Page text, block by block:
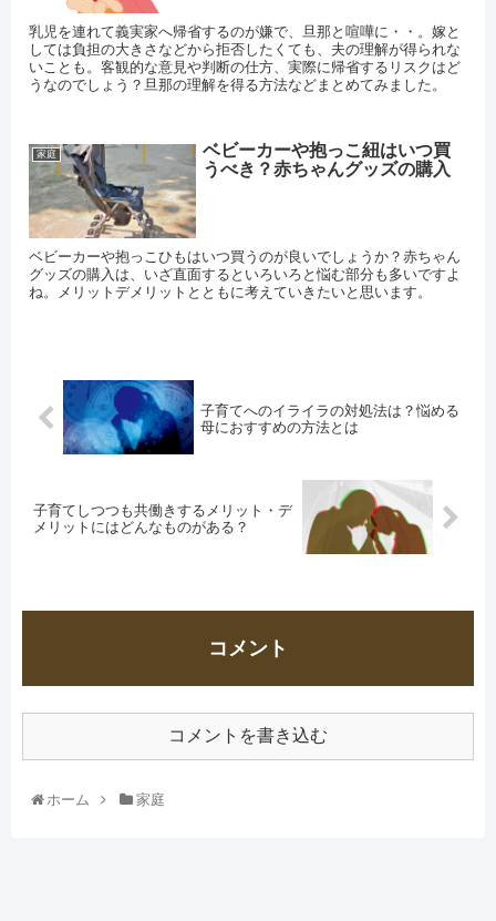
乳児を連れて義実家へ帰省するのが嫌で、旦那と喧嘩に・・。嫁と
しては負担の大きさなどから拒否したくても、夫の理解が得られな
いことも。客観的な意見や判断の仕方、実際に帰省するリスクはど
うなのでしょう？旦那の理解を得る方法などまとめてみました。
家庭
ベビーカーや抱っこ紐はいつ買
うべき？赤ちゃんグッズの購入
ベビーカーや抱っこひもはいつ買うのが良いでしょうか？赤ちゃん
グッズの購入は、いざ直面するといろいろと悩む部分も多いですよ
ね。メリットデメリットとともに考えていきたいと思います。
子育てへのイライラの対処法は？悩める
母におすすめの方法とは
子育てしつつも共働きするメリット・デ
メリットにはどんなものがある？
コメント
コメントを書き込む
ホーム 家庭